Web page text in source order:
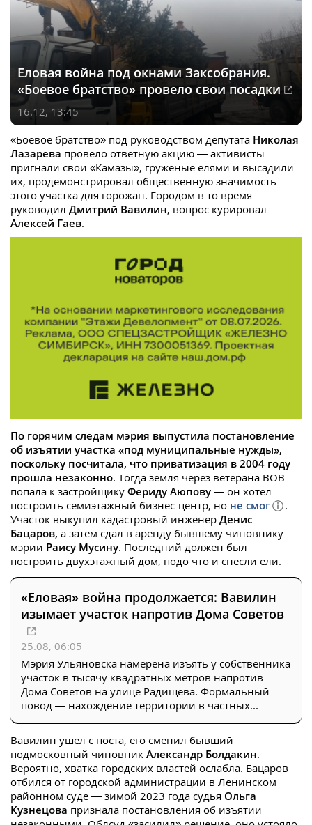
Еловая война под окнами Заксобрания.
«Боевое братство» провело свои посадки
16.12, 13:45
«Боевое братство» под руководством депутата Николая
Лазарева провело ответную акцию — активисты
пригнали свои «Камазы», гружёные елями и высадили
их, продемонстрировал общественную значимость
этого участка для горожан. Городом в то время
руководил Дмитрий Вавилин, вопрос курировал
Алексей Гаев.
По горячим следам мэрия выпустила постановление
об изъятии участка «под муниципальные нужды»,
поскольку посчитала, что приватизация в 2004 году
прошла незаконно. Тогда земля через ветерана ВОВ
попала к застройщику Фериду Аюпову — он хотел
построить семиэтажный бизнес-центр, но не смог
.
Участок выкупил кадастровый инженер Денис
Бацаров, а затем сдал в аренду бывшему чиновнику
мэрии Раису Мусину. Последний должен был
построить двухэтажный дом, подо что и снесли ели.
«Еловая» война продолжается: Вавилин
изымает участок напротив Дома Советов
25.08, 06:05
Мэрия Ульяновска намерена изъять у собственника
участок в тысячу квадратных метров напротив
Дома Советов на улице Радищева. Формальный
повод — нахождение территории в частных...
Вавилин ушел с поста, его сменил бывший
подмосковный чиновник Александр Болдакин.
Вероятно, хватка городских властей ослабла. Бацаров
отбился от городской администрации в Ленинском
районном суде — зимой 2023 года судья Ольга
Кузнецова признала постановления об изъятии